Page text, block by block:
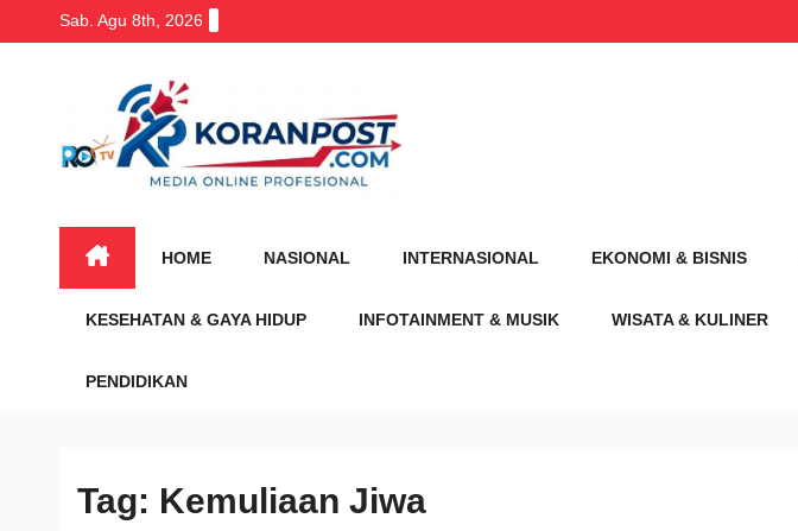
Sab. Agu 8th, 2026
HOME NASIONAL INTERNASIONAL EKONOMI & BISNIS
KESEHATAN & GAYA HIDUP INFOTAINMENT & MUSIK WISATA & KULINER
PENDIDIKAN
Tag: Kemuliaan Jiwa